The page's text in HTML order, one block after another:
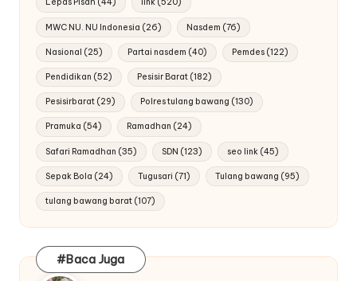
Lepas Pisah (44) link(520)
MWC NU. NU Indonesia (26) Nasdem (76)
Nasional (25) Partai nasdem (40) Pemdes(122)
Pendidikan (52) Pesisir Barat(182)
Pesisirbarat (29) Polres tulang bawang (130)
Pramuka (54) Ramadhan (24)
Safari Ramadhan (35) SDN (123) seo link(45)
Sepak Bola (24) Tugusari (71) Tulang bawang (95)
tulang bawang barat (107)
#Baca Juga